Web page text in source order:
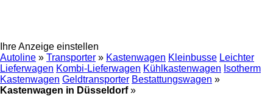
Ihre Anzeige einstellen
Autoline » Transporter » Kastenwagen Kleinbusse Leichter
Lieferwagen Kombi-Lieferwagen Kühlkastenwagen Isotherm
Kastenwagen Geldtransporter Bestattungswagen »
Kastenwagen in Düsseldorf »